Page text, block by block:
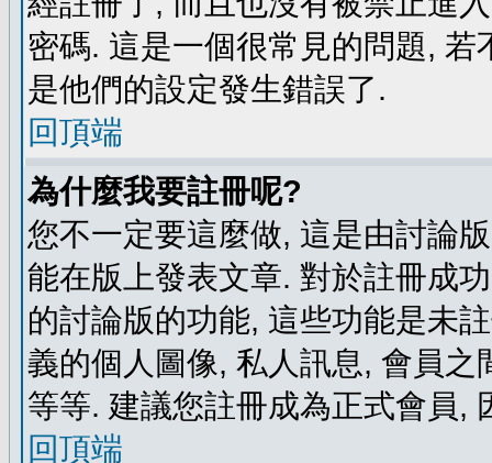
密碼. 這是一個很常見的問題,
是他們的設定發生錯誤了.
回頂端
為什麼我要註冊呢?
您不一定要這麼做, 這是由討論
能在版上發表文章. 對於註冊成
的討論版的功能, 這些功能是未
義的個人圖像, 私人訊息, 會員
等等. 建議您註冊成為正式會員,
回頂端